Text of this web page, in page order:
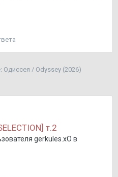
Одиссея / Odyssey (2026)
т.2
gerkules.xO в